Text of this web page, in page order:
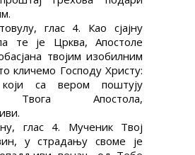
глас 4. Као сјајну
те је Црква, Апостоле
твојим изобилним
кличемо Господу Христу:
са вером поштују
Твога Апостола,
глас 4. Мученик Твој
у страдању своме је